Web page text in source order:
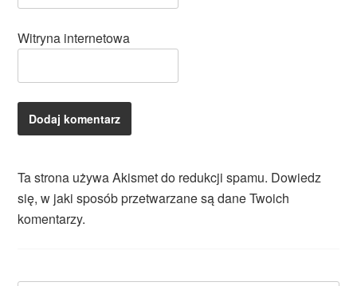
Witryna internetowa
Ta strona używa Akismet do redukcji spamu. Dowiedz
się, w jaki sposób przetwarzane są dane Twoich
komentarzy.